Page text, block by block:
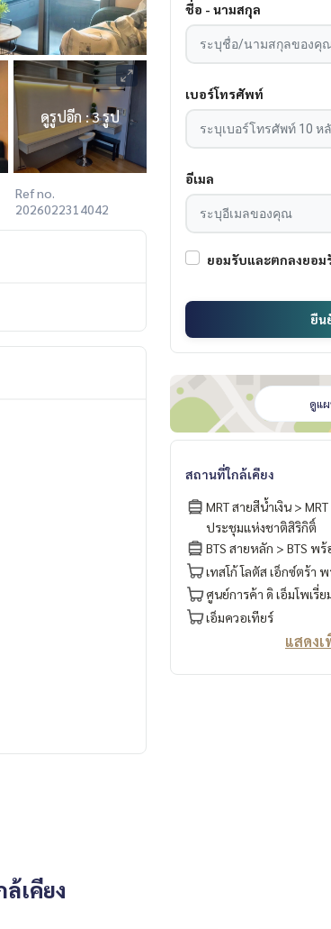
ดูรูปอีก : 3 รูป
Ref no.
2026022314042
ชื่อ - นามสกุล
เบอร์โทรศัพท์
อีเมล
ยอมรับและตกลงยอม
ยืน
ดูแ
สถานที่ใกล้เคียง
MRT สายสีน้ำเงิน >
ประชุมแห่งชาติสิริกิติ์
BTS สายหลัก > BTS พ
เทสโก้ โลตัส เอ็กซ์ตร้า
ศูนย์การค้า ดิ เอ็มโพเรี่ย
เอ็มควอเทียร์
แสดงเ
เคียง